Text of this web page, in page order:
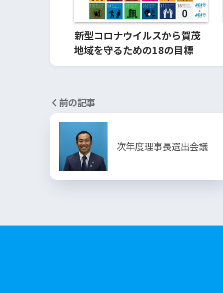
新型コロナウイルスから賀茂
地域を守るための18の目標
前の記事
次年度理事長選出会議